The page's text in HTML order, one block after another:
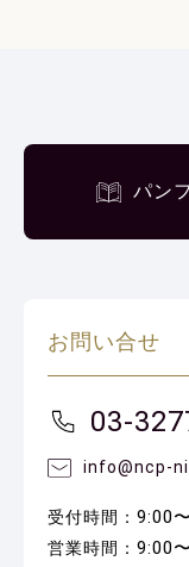
パン
お問い合せ
03-
info@ncp-
受付時間： 9:00
営業時間： 9:00